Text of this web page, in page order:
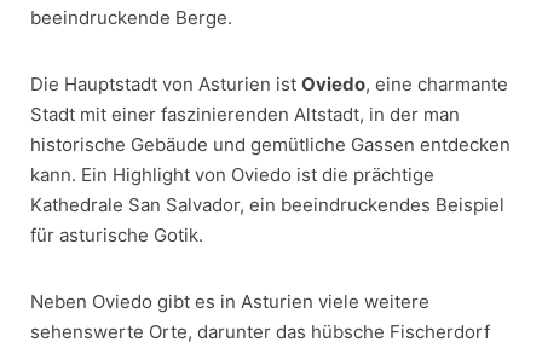
beeindruckende Berge.
Die Hauptstadt von Asturien ist Oviedo, eine charmante
Stadt mit einer faszinierenden Altstadt, in der man
historische Gebäude und gemütliche Gassen entdecken
kann. Ein Highlight von Oviedo ist die prächtige
Kathedrale San Salvador, ein beeindruckendes Beispiel
für asturische Gotik.
Neben Oviedo gibt es in Asturien viele weitere
sehenswerte Orte, darunter das hübsche Fischerdorf